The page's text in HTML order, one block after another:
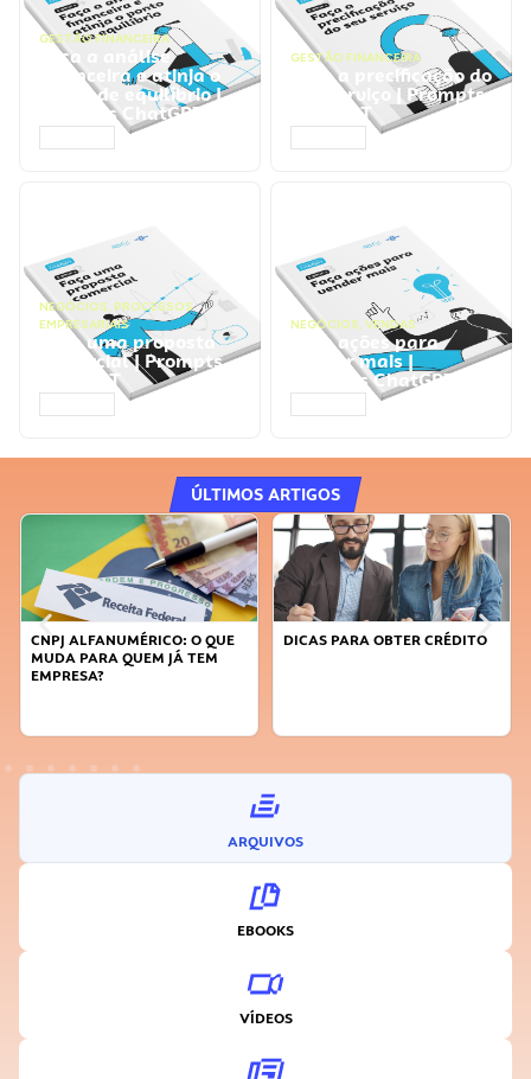
GESTÃO FINANCEIRA
Faça a análise
financeira e atinja o
ponto de equilíbrio |
Prompts ChatGPT
GESTÃO FINANCEIRA
Faça a precificação do
seu serviço | Prompts
ChatGPT
NEGÓCIOS, PROCESSOS
EMPRESARIAIS
Faça uma proposta
comercial | Prompts
ChatGPT
NEGÓCIOS, VENDAS
Faça ações para
vender mais |
Prompts ChatGPT
ÚLTIMOS ARTIGOS
CNPJ ALFANUMÉRICO: O QUE
MUDA PARA QUEM JÁ TEM
EMPRESA?
DICAS PARA OBTER CRÉDITO
ARQUIVOS
EBOOKS
VÍDEOS